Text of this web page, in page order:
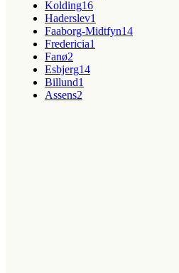
Kolding16
Haderslev1
Faaborg-Midtfyn14
Fredericia1
Fanø2
Esbjerg14
Billund1
Assens2